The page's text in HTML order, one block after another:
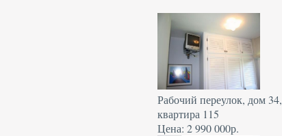
Рабочий переулок, дом 34,
квартира 115
Цена: 2 990 000р.